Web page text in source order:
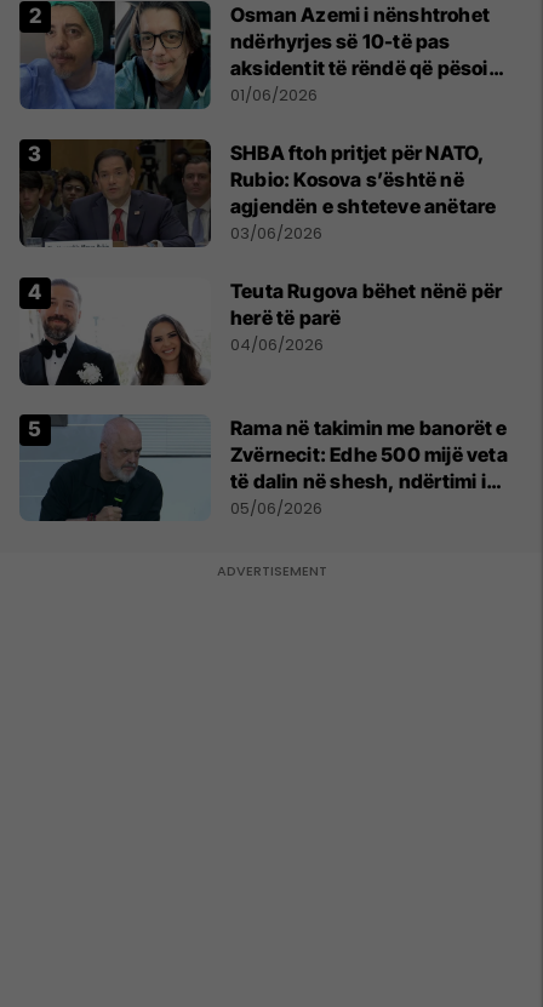
Osman Azemi i nënshtrohet
ndërhyrjes së 10-të pas
aksidentit të rëndë që pësoi
vitin e kaluar
01/06/2026
SHBA ftoh pritjet për NATO,
Rubio: Kosova s’është në
agjendën e shteteve anëtare
03/06/2026
Teuta Rugova bëhet nënë për
herë të parë
04/06/2026
Rama në takimin me banorët e
Zvërnecit: Edhe 500 mijë veta
të dalin në shesh, ndërtimi i
resortit nuk anulohet
05/06/2026